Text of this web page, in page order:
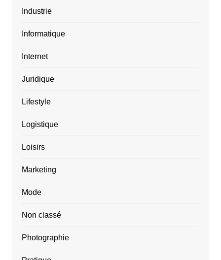
Industrie
Informatique
Internet
Juridique
Lifestyle
Logistique
Loisirs
Marketing
Mode
Non classé
Photographie